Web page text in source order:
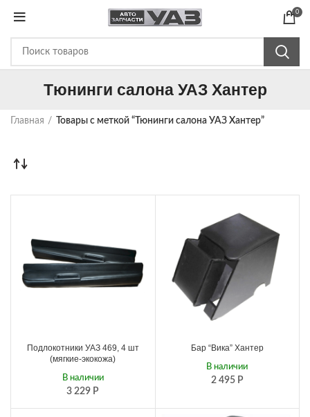
0
Тюнинги салона УАЗ Хантер
Главная Товары с меткой “Тюнинги салона УАЗ Хантер”
Подлокотники УАЗ 469, 4 шт
(мягкие-экокожа)
3 229 Р
В наличии
Бар “Вика” Хантер
2 495 Р
В наличии